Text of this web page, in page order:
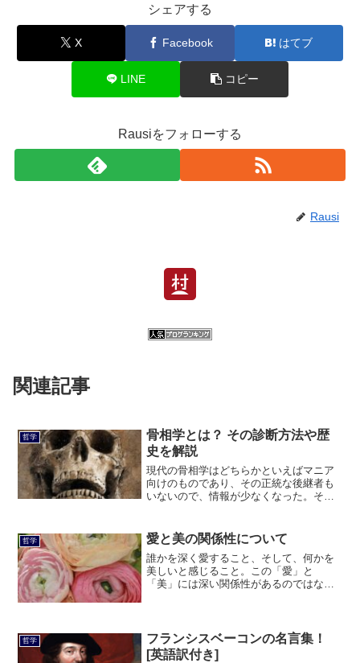
シェアする
X Facebook はてブ
LINE コピー
Rausiをフォローする
Rausi
関連記事
哲学
骨相学とは？ その診断方法や歴
史を解説
現代の骨相学はどちらかといえばマニア
向けのものであり、その正統な後継者も
いないので、情報が少なくなった。そこ
てまとめた。
哲学 愛と美の関係性について
誰かを深く愛すること、そして、何かを
美しいと感じること。この「愛」と
「美」には深い関係性があるのではない
張したいことは「美の本質」である。
哲学
フランシスベーコンの名言集！
[英語訳付き]